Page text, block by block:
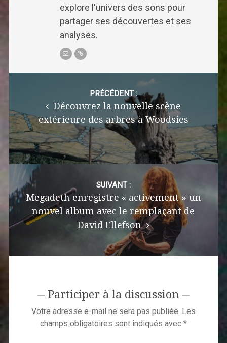
explore l'univers des sons pour
partager ses découvertes et ses
analyses.
PRÉCÉDENT :
Découvrez la nouvelle scène
extérieure des arbres à Woodsies
SUIVANT :
Megadeth enregistre « activement » un
nouvel album avec le remplaçant de
David Ellefson
Participer à la discussion
Votre adresse e-mail ne sera pas publiée. Les
champs obligatoires sont indiqués avec *